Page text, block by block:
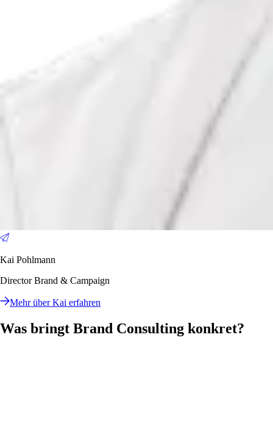
Kai Pohlmann
Director Brand & Campaign
Mehr über Kai erfahren
Was bringt Brand Consulting konkret?